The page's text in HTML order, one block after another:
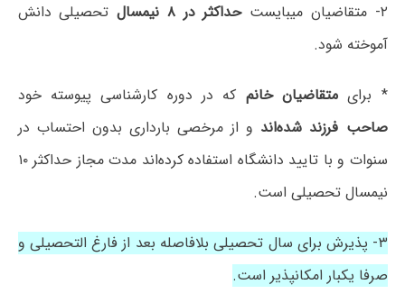
۲- متقاضیان میبایست حداکثر در ۸ نیمسال
تحصیلی دانش
آموخته شود.
* برایمتقاضیان خانم که در دوره کارشناسی پیوسته خود
صاحب فرزند شده‌اند و از مرخصی بارداری بدون احتساب در
سنوات و با تایید دانشگاه استفاده کرده‌اند مدت مجاز حداکثر ۱۰
نیمسال تحصیلی است.
۳- پذیرش برای سال تحصیلی بلافاصله بعد از فارغ التحصیلی و
صرفا یکبار امکانپذیر است.